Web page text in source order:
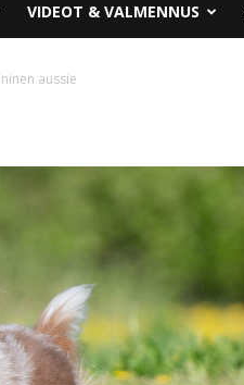
VIDEOT & VALMENNUS
aussie